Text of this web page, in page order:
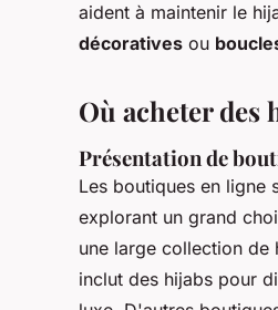
aident à maintenir le
décoratives ou
Où acheter des
Présentation de
Les boutiques en ligne
explorant un grand
une large collection de
inclut des hijabs pour